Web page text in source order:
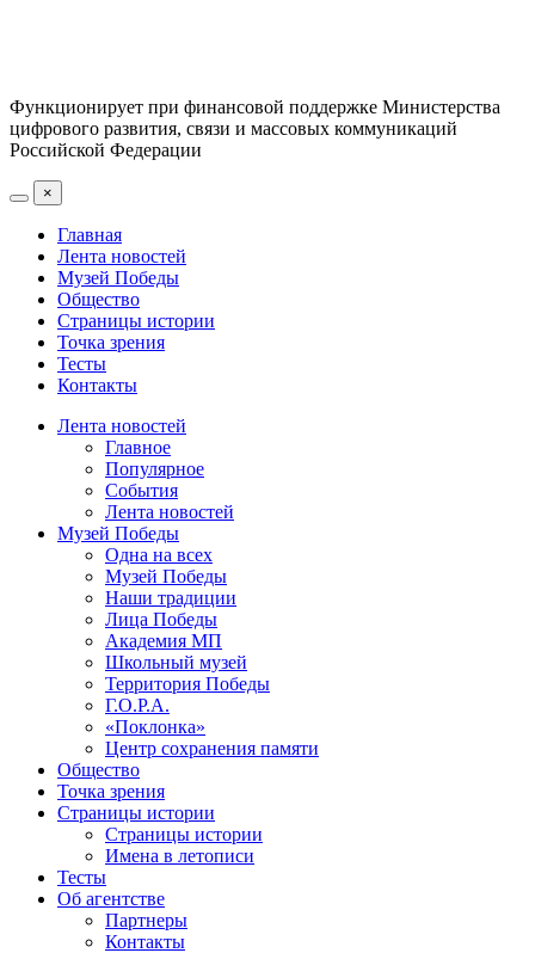
Функционирует при финансовой поддержке Министерства
цифрового развития, связи и массовых коммуникаций
Российской Федерации
×
Главная
Лента новостей
Музей Победы
Общество
Страницы истории
Точка зрения
Тесты
Контакты
Лента новостей
Главное
Популярное
События
Лента новостей
Музей Победы
Одна на всех
Музей Победы
Наши традиции
Лица Победы
Академия МП
Школьный музей
Территория Победы
Г.О.Р.А.
«Поклонка»
Центр сохранения памяти
Общество
Точка зрения
Страницы истории
Страницы истории
Имена в летописи
Тесты
Об агентстве
Партнеры
Контакты